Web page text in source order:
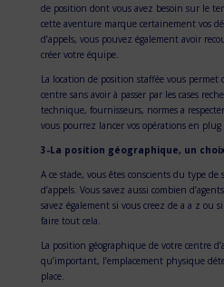
de position dont vous avez besoin sur le
cette aventure marque certainement vos
d’appels, vous pouvez également avoir
créer votre équipe.
La location de position staffée vous
centre sans avoir à passer par les cases
technique, fournisseurs, normes a
vous pourrez lancer vos opérations en plug
3-La position géographique, un
A ce stade, vous êtes conscients du type de
d’appels. Vous savez aussi combien
savez également si vous creez de a a z ou
faire tout cela.
La position géographique de votre centre
qu’important, l’emplacement physique
place.